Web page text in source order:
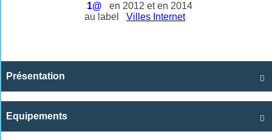
1@
en 2012 et en 2014
au label
Villes Internet

Présentation

Equipements